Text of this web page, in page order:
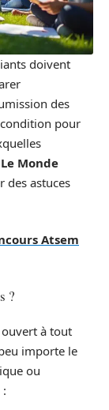
doivent
des
pour
Le Monde
des astuces
Atsem
?
à tout
importe le
ou